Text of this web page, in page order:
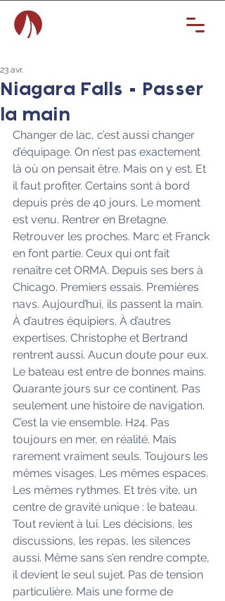
Niagara Falls - Passer
la main
23 avr.
Changer de lac, c’est aussi changer
d’équipage. On n’est pas exactement
là où on pensait être. Mais on y est. Et
il faut profiter. Certains sont à bord
depuis près de 40 jours. Le moment
est venu. Rentrer en Bretagne.
Retrouver les proches. Marc et Franck
en font partie. Ceux qui ont fait
renaître cet ORMA. Depuis ses bers à
Chicago. Premiers essais. Premières
navs. Aujourd’hui, ils passent la main.
À d’autres équipiers. À d’autres
expertises. Christophe et Bertrand
rentrent aussi. Aucun doute pour eux.
Le bateau est entre de bonnes mains.
Quarante jours sur ce continent. Pas
seulement une histoire de navigation.
C’est la vie ensemble. H24. Pas
toujours en mer, en réalité. Mais
rarement vraiment seuls. Toujours les
mêmes visages. Les mêmes espaces.
Les mêmes rythmes. Et très vite, un
centre de gravité unique : le bateau.
Tout revient à lui. Les décisions, les
discussions, les repas, les silences
aussi. Même sans s’en rendre compte,
il devient le seul sujet. Pas de tension
particulière. Mais une forme de